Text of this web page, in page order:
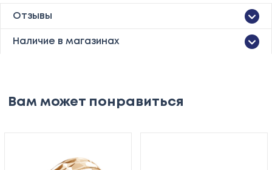
Отзывы
Наличие в магазинах
Вам может понравиться